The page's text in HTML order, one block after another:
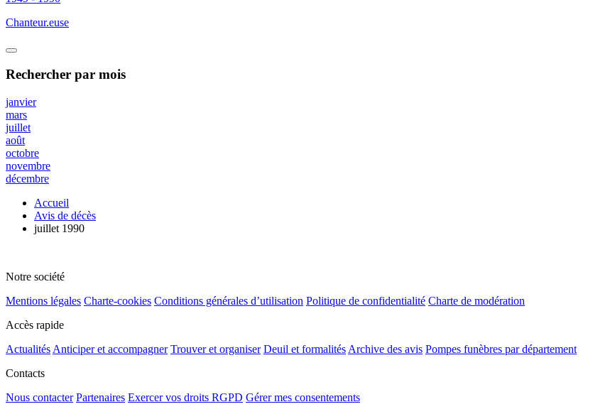
Chanteur.euse
Rechercher par mois
janvier
mars
juillet
août
octobre
novembre
décembre
Accueil
Avis de décès
juillet 1990
Notre société
Mentions légales Charte-cookies Conditions générales d’utilisation Politique de confidentialité Charte de modération
Accès rapide
Actualités Anticiper et accompagner Trouver et organiser Deuil et formalités Archive des avis Pompes funèbres par département
Contacts
Nous contacter Partenaires Exercer vos droits RGPD Gérer mes consentements